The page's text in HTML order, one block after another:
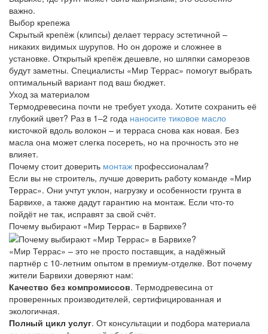
важно.
Выбор крепежа
Скрытый крепёж (клипсы) делает террасу эстетичной –
никаких видимых шурупов. Но он дороже и сложнее в
установке. Открытый крепёж дешевле, но шляпки саморезов
будут заметны. Специалисты «Мир Террас» помогут выбрать
оптимальный вариант под ваш бюджет.
Уход за материалом
Термодревесина почти не требует ухода. Хотите сохранить её
глубокий цвет? Раз в 1–2 года наносите тиковое масло
кисточкой вдоль волокон – и терраса снова как новая. Без
масла она может слегка посереть, но на прочность это не
влияет.
Почему стоит доверить монтаж профессионалам?
Если вы не строитель, лучше доверить работу команде «Мир
Террас». Они учтут уклон, нагрузку и особенности грунта в
Барвихе, а также дадут гарантию на монтаж. Если что-то
пойдёт не так, исправят за свой счёт.
Почему выбирают «Мир Террас» в Барвихе?
«Мир Террас» – это не просто поставщик, а надёжный
партнёр с 10-летним опытом в премиум-отделке. Вот почему
жители Барвихи доверяют нам:
Качество без компромиссов. Термодревесина от
проверенных производителей, сертифицированная и
экологичная.
Полный цикл услуг. От консультации и подбора материала